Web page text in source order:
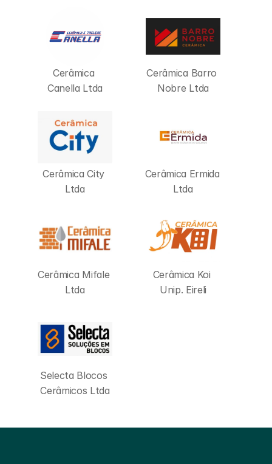
Cerâmica
Canella Ltda
Cerâmica Barro
Nobre Ltda
Cerâmica City
Ltda
Cerâmica Ermida
Ltda
Cerâmica Mifale
Ltda
Cerâmica Koi
Unip. Eireli
Selecta Blocos
Cerâmicos Ltda